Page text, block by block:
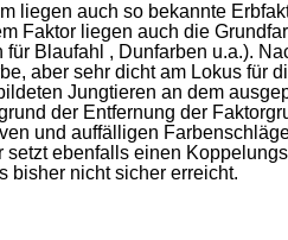
liegen auch so bekannte
Faktor liegen auch die
Blaufahl , Dunfarben u.a.).
aber sehr dicht am Lokus für
Jungtieren an dem
der Entfernung der
und auffälligen
ebenfalls einen
bisher nicht sicher erreicht.